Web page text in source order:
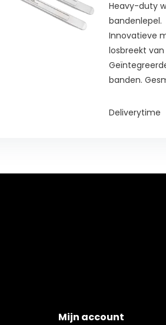
Heavy-duty
bandenlepel.
Innovatieve
losbreekt
banden.
Deliverytime
Mijn account